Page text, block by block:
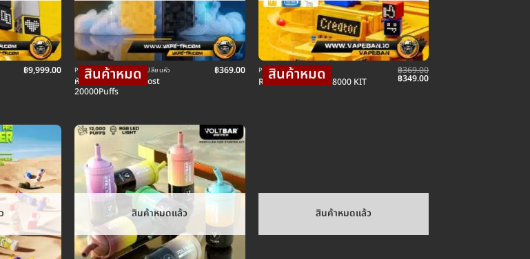
฿9,999.00 POD พอตใช้แล้วทิ้ง แบบเปลี่ยนหัว
หัว Relx Creator Boost
20000Puffs
฿369.00 POD พอตใช้แล้วทิ้ง
Relx Creator 18K 18000 KIT
฿369.00
Original
price
฿349.00Current
สินค้าหมดแล้ว สินค้าหมดแล้ว